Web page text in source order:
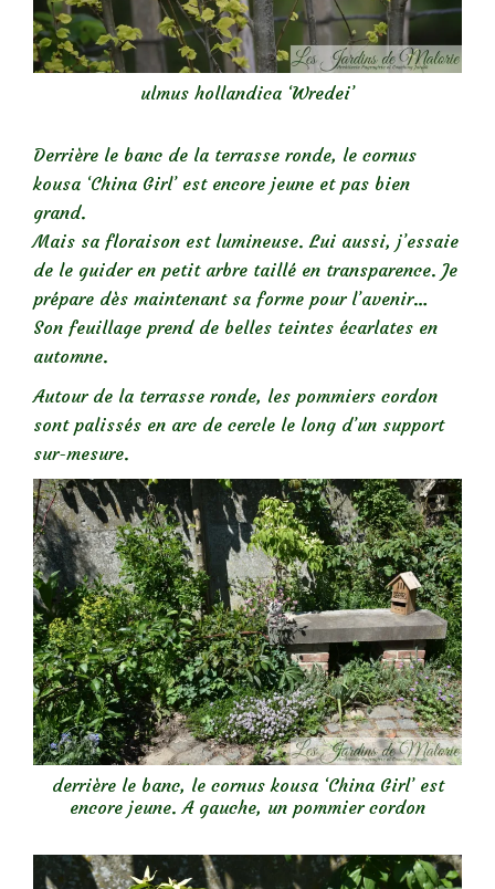
ulmus hollandica ‘Wredei’
Derrière le banc de la terrasse ronde, le cornus
kousa ‘China Girl’ est encore jeune et pas bien
grand.
Mais sa floraison est lumineuse. Lui aussi, j’essaie
de le guider en petit arbre taillé en transparence. Je
prépare dès maintenant sa forme pour l’avenir…
Son feuillage prend de belles teintes écarlates en
automne.
Autour de la terrasse ronde, les pommiers cordon
sont palissés en arc de cercle le long d’un support
sur-mesure.
derrière le banc, le cornus kousa ‘China Girl’ est
encore jeune. A gauche, un pommier cordon